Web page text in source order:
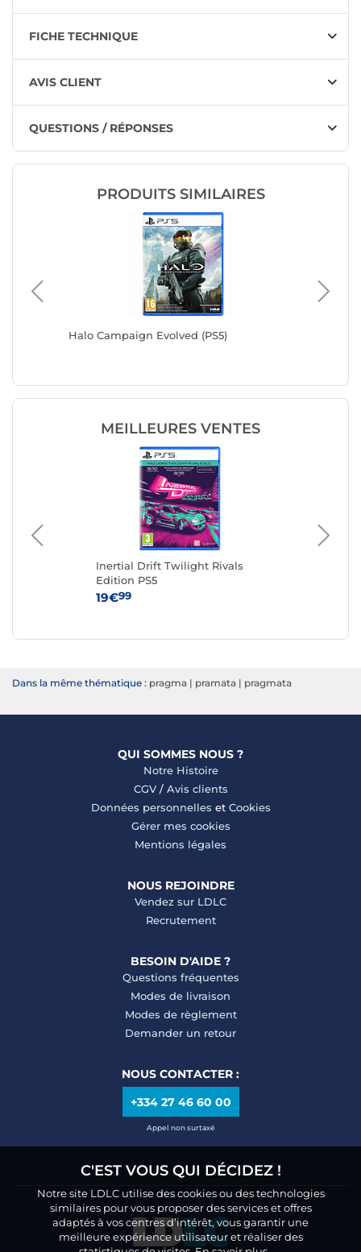
FICHE TECHNIQUE
AVIS CLIENT
QUESTIONS / RÉPONSES
PRODUITS SIMILAIRES
Halo Campaign Evolved (PS5)
MEILLEURES VENTES
Inertial Drift Twilight Rivals
Edition PS5
19€99
Dans la même thématique : pragma | pramata | pragmata
QUI SOMMES NOUS ?
Notre Histoire
CGV/ Avis clients
Données personnelles et Cookies
Gérer mes cookies
Mentions légales
NOUS REJOINDRE
Vendez sur LDLC
Recrutement
BESOIN D'AIDE ?
Questions fréquentes
Modes de livraison
Modes de règlement
Demander un retour
NOUS CONTACTER :
+334 27 46 60 00
Appel non surtaxé
C'EST VOUS QUI DÉCIDEZ !
Notre site LDLC utilise des cookies ou des technologies
similaires pour vous proposer des services et offres
adaptés à vos centres d’intérêt, vous garantir une
meilleure expérience utilisateur et réaliser des